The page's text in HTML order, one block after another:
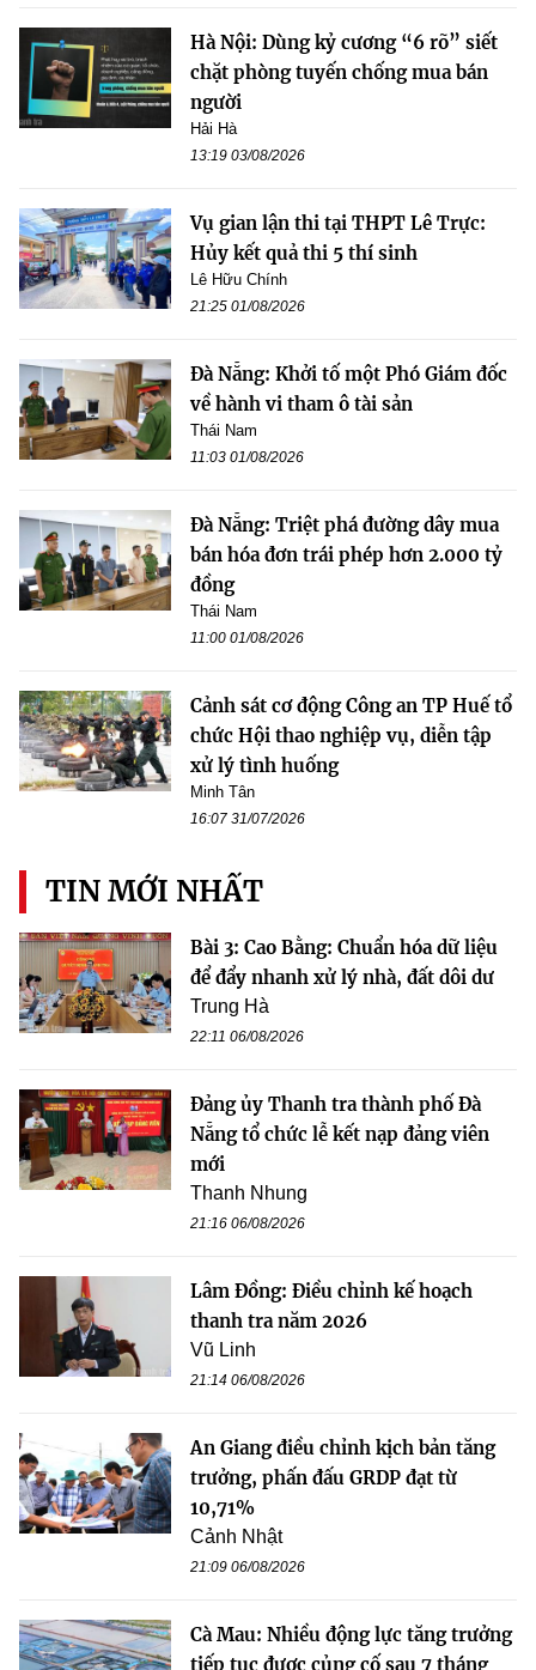
Hà Nội: Dùng kỷ cương “6 rõ” siết
chặt phòng tuyến chống mua bán
người
Hải Hà
13:19 03/08/2026
Vụ gian lận thi tại THPT Lê Trực:
Hủy kết quả thi 5 thí sinh
Lê Hữu Chính
21:25 01/08/2026
Đà Nẵng: Khởi tố một Phó Giám đốc
về hành vi tham ô tài sản
Thái Nam
11:03 01/08/2026
Đà Nẵng: Triệt phá đường dây mua
bán hóa đơn trái phép hơn 2.000 tỷ
đồng
Thái Nam
11:00 01/08/2026
Cảnh sát cơ động Công an TP Huế tổ
chức Hội thao nghiệp vụ, diễn tập
xử lý tình huống
Minh Tân
16:07 31/07/2026
TIN MỚI NHẤT
Bài 3: Cao Bằng: Chuẩn hóa dữ liệu
để đẩy nhanh xử lý nhà, đất dôi dư
Trung Hà
22:11 06/08/2026
Đảng ủy Thanh tra thành phố Đà
Nẵng tổ chức lễ kết nạp đảng viên
mới
Thanh Nhung
21:16 06/08/2026
Lâm Đồng: Điều chỉnh kế hoạch
thanh tra năm 2026
Vũ Linh
21:14 06/08/2026
An Giang điều chỉnh kịch bản tăng
trưởng, phấn đấu GRDP đạt từ
10,71%
Cảnh Nhật
21:09 06/08/2026
Cà Mau: Nhiều động lực tăng trưởng
tiếp tục được củng cố sau 7 tháng